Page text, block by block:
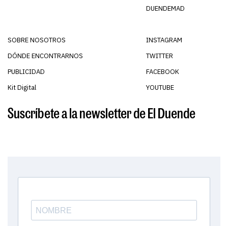
DUENDEMAD
SOBRE NOSOTROS
DÓNDE ENCONTRARNOS
PUBLICIDAD
Kit Digital
INSTAGRAM
TWITTER
FACEBOOK
YOUTUBE
Suscríbete a la newsletter de El Duende